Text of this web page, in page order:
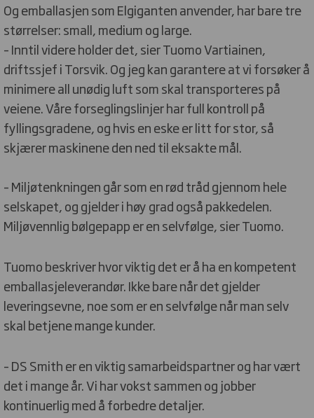
Og emballasjen som Elgiganten anvender, har bare tre
størrelser: small, medium og large.
– Inntil videre holder det, sier Tuomo Vartiainen,
driftssjef i Torsvik. Og jeg kan garantere at vi forsøker å
minimere all unødig luft som skal transporteres på
veiene. Våre forseglingslinjer har full kontroll på
fyllingsgradene, og hvis en eske er litt for stor, så
skjærer maskinene den ned til eksakte mål.
– Miljøtenkningen går som en rød tråd gjennom hele
selskapet, og gjelder i høy grad også pakkedelen.
Miljøvennlig bølgepapp er en selvfølge, sier Tuomo.
Tuomo beskriver hvor viktig det er å ha en kompetent
emballasjeleverandør. Ikke bare når det gjelder
leveringsevne, noe som er en selvfølge når man selv
skal betjene mange kunder.
– DS Smith er en viktig samarbeidspartner og har vært
det i mange år. Vi har vokst sammen og jobber
kontinuerlig med å forbedre detaljer.